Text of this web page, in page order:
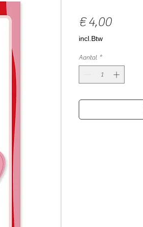
€ 4,00Prijs
incl.Btw
Aantal *